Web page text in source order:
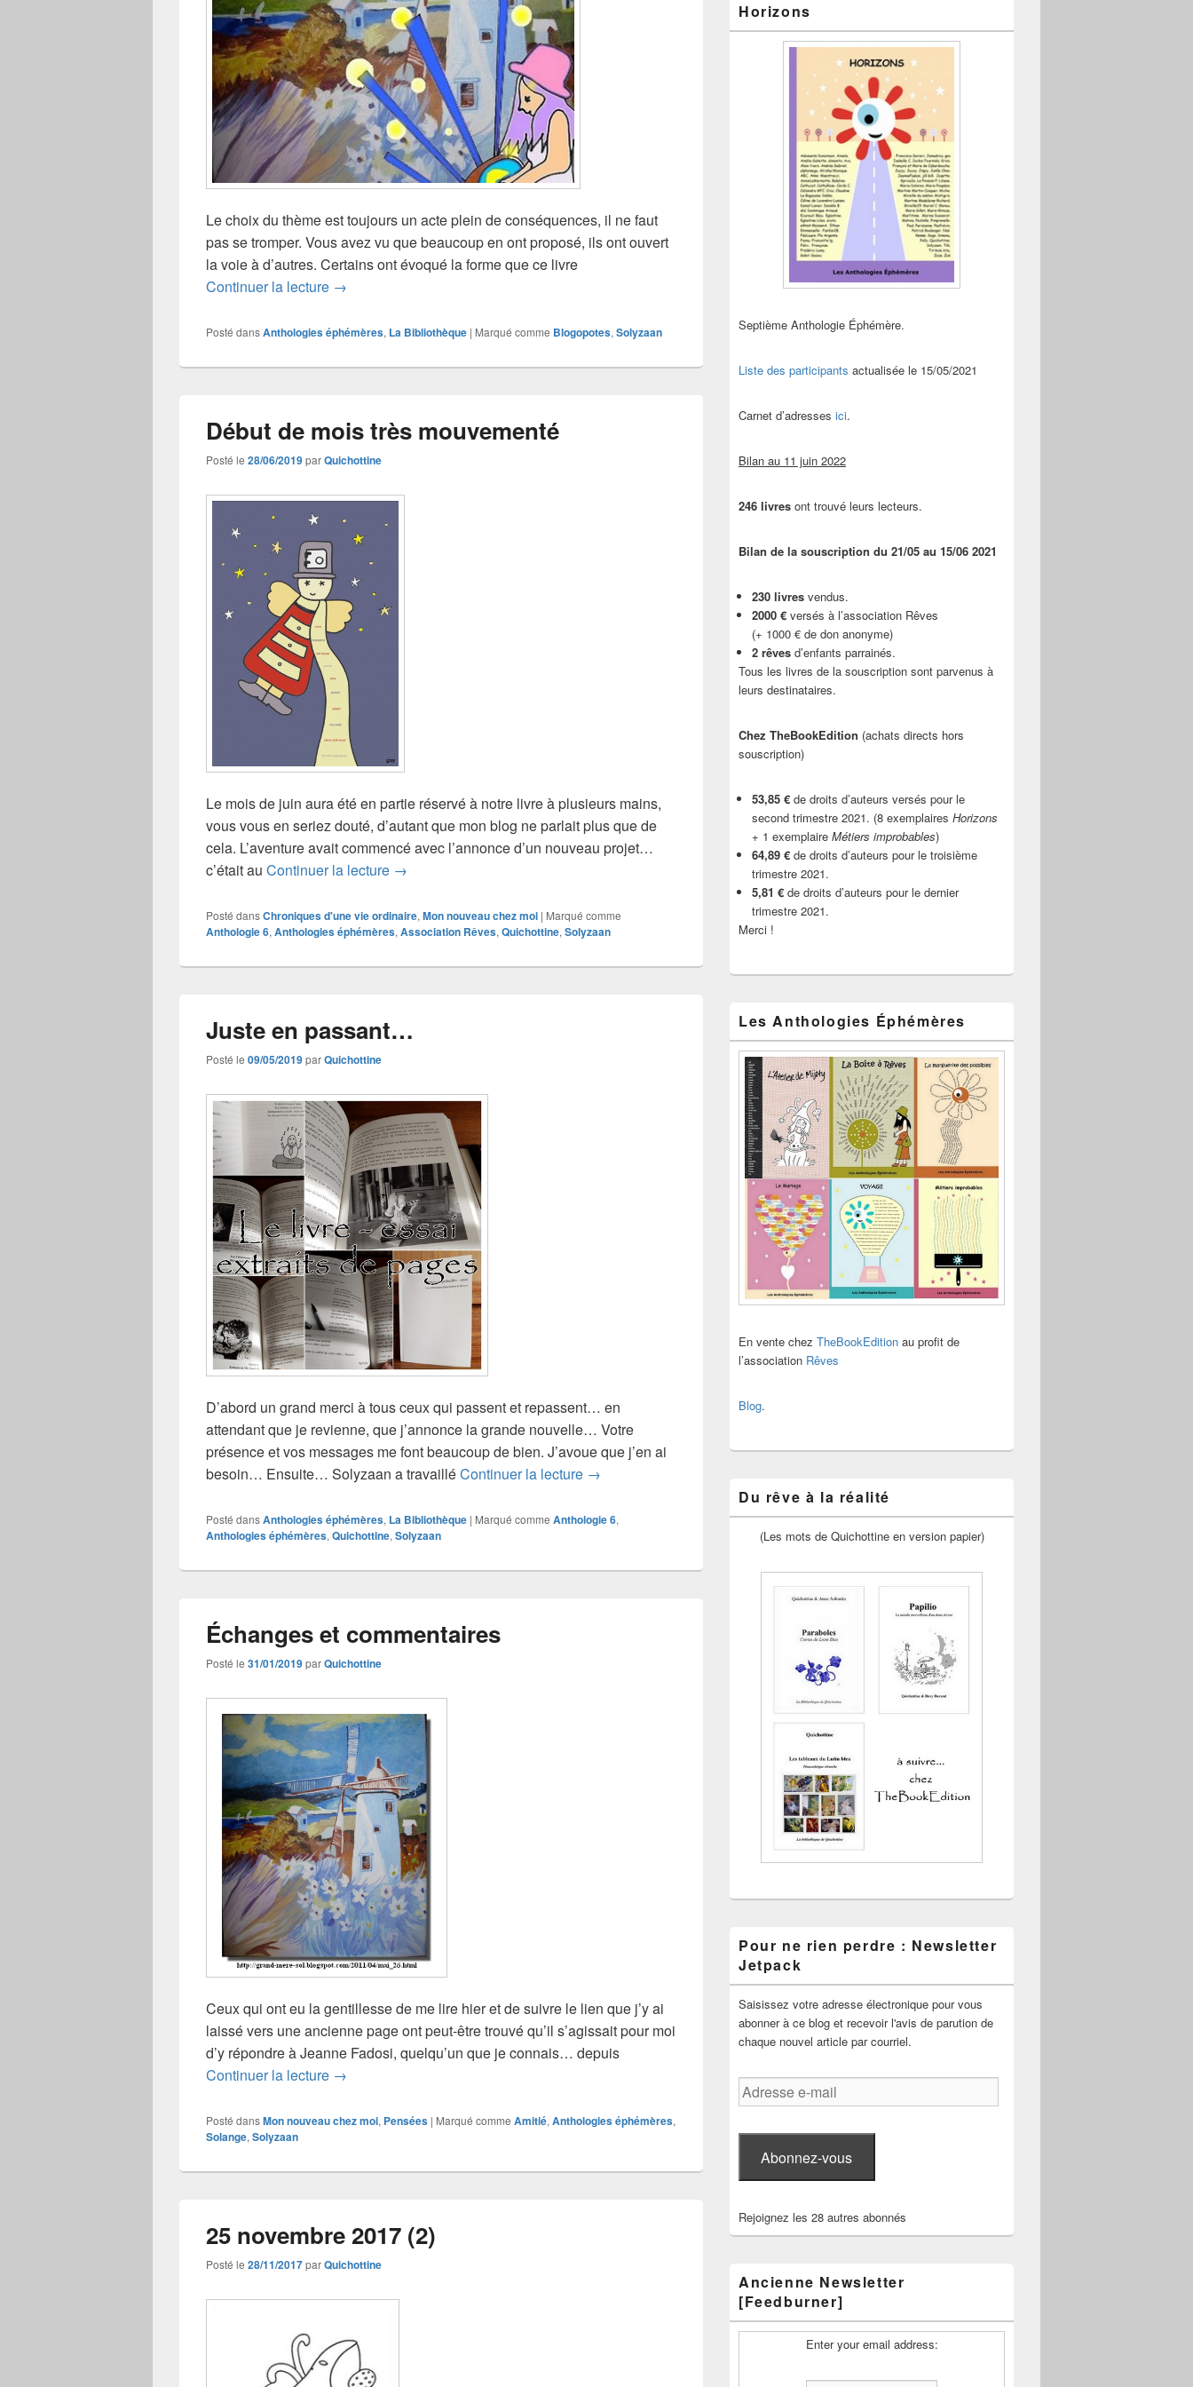
Le choix du thème est toujours un acte plein de conséquences, il ne faut
pas se tromper. Vous avez vu que beaucoup en ont proposé, ils ont ouvert
la voie à d’autres. Certains ont évoqué la forme que ce livre
Continuer la lecture Solyzaan
→
Posté dansAnthologies éphémères, La Bibliothèque | Marqué comme Blogopotes,Solyzaan
Début de mois très mouvementé
Posté le 28/06/2019parQuichottine
Le mois de juin aura été en partie réservé à notre livre à plusieurs mains,
vous vous en seriez douté, d’autant que mon blog ne parlait plus que de
cela. L’aventure avait commencé avec l’annonce d’un nouveau projet…
c’était au Continuer la lecture Début de mois très mouvementé
→
Posté dansChroniques d'une vie ordinaire, Mon nouveau chez moi | Marqué comme
Anthologie 6, Anthologies éphémères, Association Rêves, Quichottine, Solyzaan
Juste en passant…
Posté le 09/05/2019parQuichottine
D’abord un grand merci à tous ceux qui passent et repassent… en
attendant que je revienne, que j’annonce la grande nouvelle… Votre
présence et vos messages me font beaucoup de bien. J’avoue que j’en ai
besoin… Ensuite… Solyzaan a travailléContinuer la lecture Juste en passant…
→
Posté dansAnthologies éphémères, La Bibliothèque | Marqué comme Anthologie 6,
Anthologies éphémères, Quichottine, Solyzaan
Échanges et commentaires
Posté le 31/01/2019parQuichottine
Ceux qui ont eu la gentillesse de me lire hier et de suivre le lien que j’y ai
laissé vers une ancienne page ont peut-être trouvé qu’il s’agissait pour moi
d’y répondre à Jeanne Fadosi, quelqu’un que je connais… depuis
Continuer la lecture Échanges et commentaires
→
Posté dansMon nouveau chez moi, Pensées | Marqué comme Amitié, Anthologies éphémères,
Solange, Solyzaan
25 novembre 2017 (2)
Posté le 28/11/2017parQuichottine
Horizons
Septième Anthologie Éphémère.
Liste des participants actualisée le 15/05/2021
Carnet d’adresses ici.
Bilan au 11 juin 2022
246 livres ont trouvé leurs lecteurs.
Bilan de la souscription du 21/05 au 15/06 2021
230 livres vendus.
2000 € versés à l’association Rêves
(+ 1000 € de don anonyme)
2 rêves d’enfants parrainés.
Tous les livres de la souscription sont parvenus à
leurs destinataires.
Chez TheBookEdition (achats directs hors
souscription)
53,85 € de droits d’auteurs versés pour le
second trimestre 2021. (8 exemplaires Horizons
+ 1 exemplaire Métiers improbables)
64,89 € de droits d’auteurs pour le troisième
trimestre 2021.
5,81 € de droits d’auteurs pour le dernier
trimestre 2021.
Merci !
Les Anthologies Éphémères
En vente chez TheBookEdition au profit de
l’association Rêves
Blog.
Du rêve à la réalité
(Les mots de Quichottine en version papier)
Pour ne rien perdre : Newsletter
Jetpack
Saisissez votre adresse électronique pour vous
abonner à ce blog et recevoir l'avis de parution de
chaque nouvel article par courriel.
Adresse
e-
Abonnez-vous
Rejoignez les 28 autres abonnés
Ancienne Newsletter
[Feedburner]
Enter your email address: